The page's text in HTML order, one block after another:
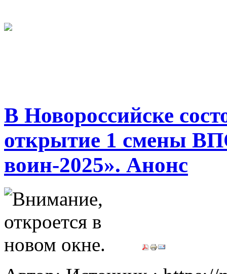
В Новороссийске
открытие 1 смены
воин-2025». Анонс